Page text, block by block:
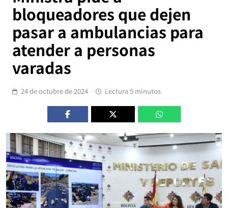
bloqueadores que dejen
pasar a ambulancias para
atender a personas
varadas
24 de octubre de 2024 Lectura 5 minutos